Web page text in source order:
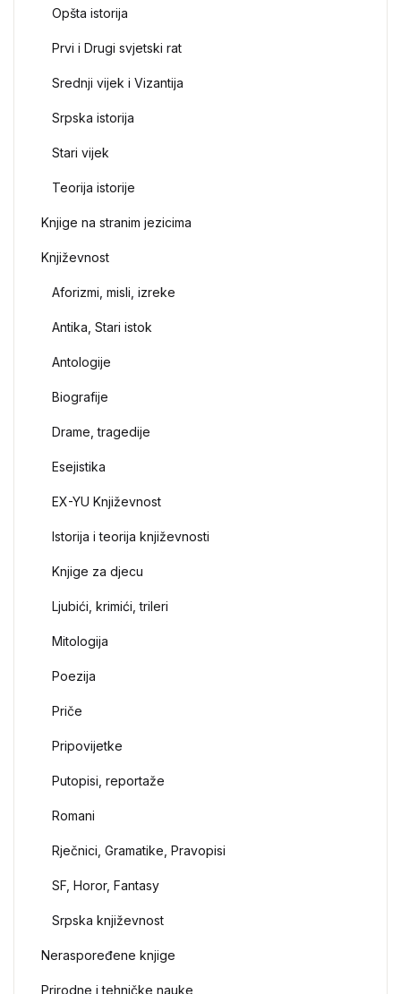
Opšta istorija
Prvi i Drugi svjetski rat
Srednji vijek i Vizantija
Srpska istorija
Stari vijek
Teorija istorije
Knjige na stranim jezicima
Književnost
Aforizmi, misli, izreke
Antika, Stari istok
Antologije
Biografije
Drame, tragedije
Esejistika
EX-YU Književnost
Istorija i teorija književnosti
Knjige za djecu
Ljubići, krimići, trileri
Mitologija
Poezija
Priče
Pripovijetke
Putopisi, reportaže
Romani
Rječnici, Gramatike, Pravopisi
SF, Horor, Fantasy
Srpska književnost
Neraspoređene knjige
Prirodne i tehničke nauke